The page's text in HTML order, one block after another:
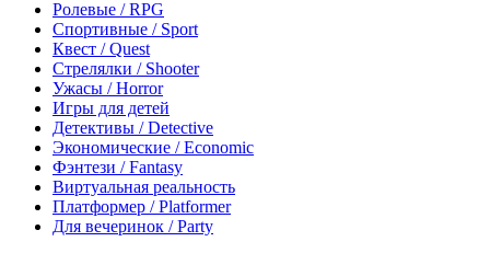
Ролевые / RPG
Спортивные / Sport
Квест / Quest
Стрелялки / Shooter
Ужасы / Horror
Игры для детей
Детективы / Detective
Экономические / Economic
Фэнтези / Fantasy
Виртуальная реальность
Платформер / Platformer
Для вечеринок / Party